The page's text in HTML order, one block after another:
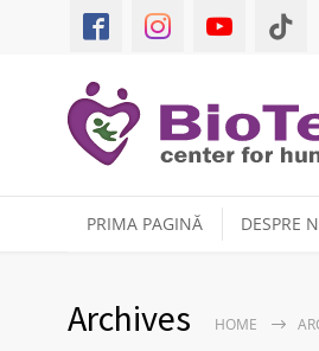
PRIMA PAGINĂ DESPRE
Archives HOME